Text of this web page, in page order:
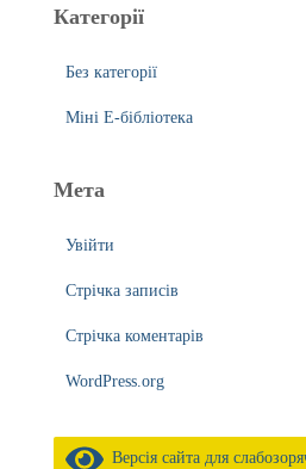
Категорії
Без категорії
Міні Е-бібліотека
Мета
Увійти
Стрічка записів
Стрічка коментарів
WordPress.org
Версія сайта для